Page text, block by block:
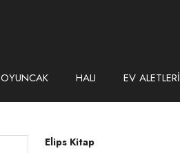
OYUNCAK HALI EV ALETLERİ
Elips Kitap